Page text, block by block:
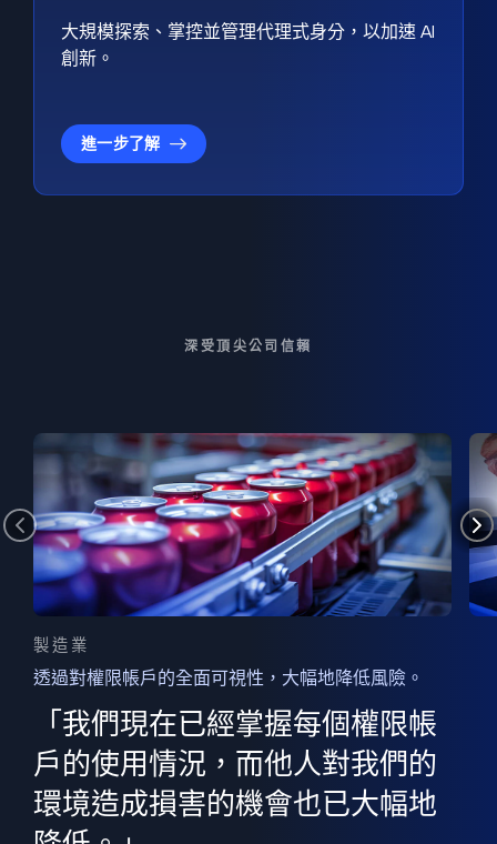
大規模探索、掌控並管理代理式身分，以加速 AI
創新。
進一步了解
深受頂尖公司信賴
製造業
透過對權限帳戶的全面可視性，大幅地降低風險。
「我們現在已經掌握每個權限帳
戶的使用情況，而他人對我們的
環境造成損害的機會也已大幅地